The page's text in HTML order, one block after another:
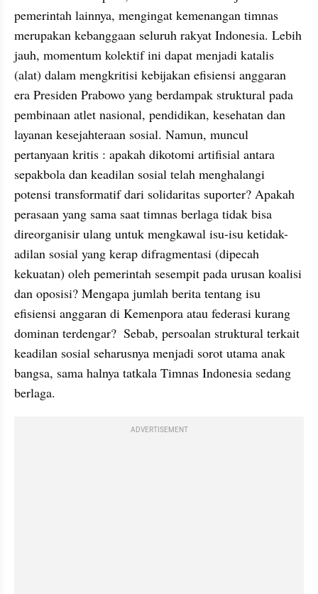
pemerintah lainnya, mengingat kemenangan timnas
merupakan kebanggaan seluruh rakyat Indonesia. Lebih
jauh, momentum kolektif ini dapat menjadi katalis
(alat) dalam mengkritisi kebijakan efisiensi anggaran
era Presiden Prabowo yang berdampak struktural pada
pembinaan atlet nasional, pendidikan, kesehatan dan
layanan kesejahteraan sosial. Namun, muncul
pertanyaan kritis : apakah dikotomi artifisial antara
sepakbola dan keadilan sosial telah menghalangi
potensi transformatif dari solidaritas suporter? Apakah
perasaan yang sama saat timnas berlaga tidak bisa
direorganisir ulang untuk mengkawal isu-isu ketidak-
adilan sosial yang kerap difragmentasi (dipecah
kekuatan) oleh pemerintah sesempit pada urusan koalisi
dan oposisi? Mengapa jumlah berita tentang isu
efisiensi anggaran di Kemenpora atau federasi kurang
dominan terdengar?  Sebab, persoalan struktural terkait
keadilan sosial seharusnya menjadi sorot utama anak
bangsa, sama halnya tatkala Timnas Indonesia sedang
berlaga.
ADVERTISEMENT